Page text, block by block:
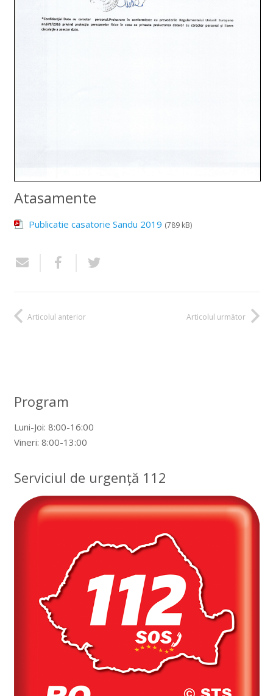
Atasamente
Publicatie casatorie Sandu 2019 (789 kB)
Articolul anterior Articolul următor
Program
Luni-Joi: 8:00-16:00
Vineri: 8:00-13:00
Serviciul de urgență 112